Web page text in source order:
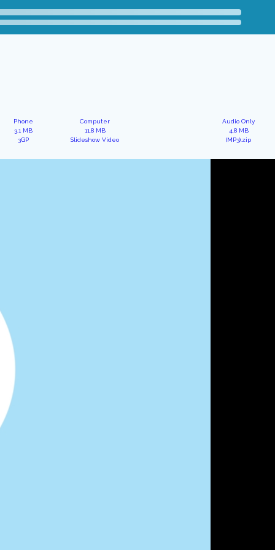
Phone
3.1 MB
3GP
Computer
11.8 MB
Slideshow Video
Audio Only
4.8 MB
(MP3).zip